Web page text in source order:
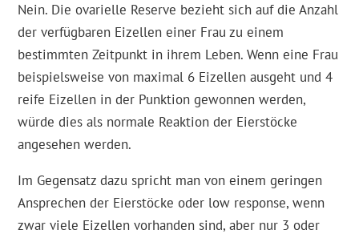
Nein. Die ovarielle Reserve bezieht sich auf die Anzahl
der verfügbaren Eizellen einer Frau zu einem
bestimmten Zeitpunkt in ihrem Leben. Wenn eine Frau
beispielsweise von maximal 6 Eizellen ausgeht und 4
reife Eizellen in der Punktion gewonnen werden,
würde dies als normale Reaktion der Eierstöcke
angesehen werden.
Im Gegensatz dazu spricht man von einem geringen
Ansprechen der Eierstöcke oder low response, wenn
zwar viele Eizellen vorhanden sind, aber nur 3 oder